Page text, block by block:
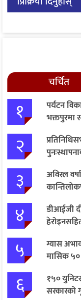
चर्चित
१
पर्यटन
भक्तपुरमा
२
३
अविरल
४
डीआईजी
५
ग्यास
मासिक ५०
६
१५०
सरकारको